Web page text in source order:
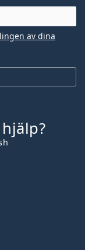
av dina